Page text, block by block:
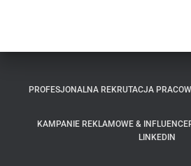
PROFESJONALNA REKRUTACJA
KAMPANIE REKLAMOWE &
LINKEDIN